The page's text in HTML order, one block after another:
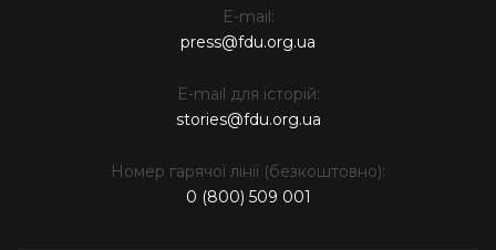
E-mail:
press@fdu.org.ua
E-mail для історій:
stories@fdu.org.ua
Номер гарячої лінії (безкоштовно):
0 (800) 509 001